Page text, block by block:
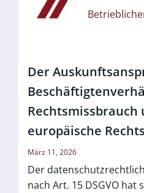
Der
Rechtsmissbrauch
europäische
März 11, 2026
Der
nach Art. 15 DSGVO hat